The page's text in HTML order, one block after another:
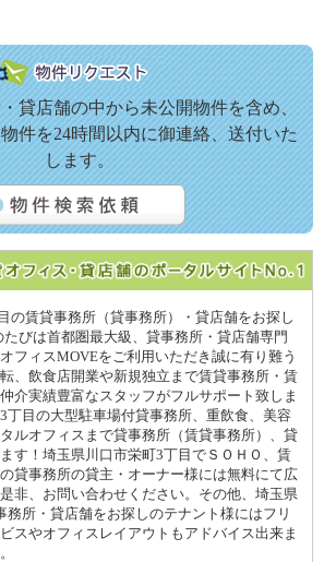
貸店舗の中から未公開物件を含め、
件を24時間以内に御連絡、送付いた
します。
の賃貸事務所（貸事務所）・貸店舗をお探し
びは首都圏最大級、貸事務所・貸店舗専門
フィスMOVEをご利用いただき誠に有り難う
、飲食店開業や新規独立まで賃貸事務所・賃
介実績豊富なスタッフがフルサポート致しま
丁目の大型駐車場付貸事務所、重飲食、美容
ルオフィスまで貸事務所（賃貸事務所）、貸
す！埼玉県川口市栄町3丁目でＳＯＨＯ、賃
貸事務所の貸主・オーナー様には無料にて広
非、お問い合わせください。その他、埼玉県
務所・貸店舗をお探しのテナント様にはフリ
スやオフィスレイアウトもアドバイス出来ま